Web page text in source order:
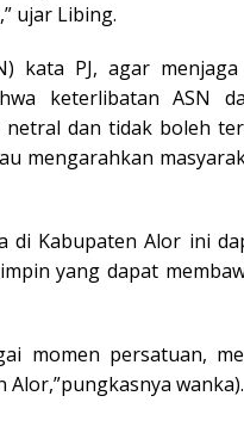
ujar Libing.
kata PJ, agar
keterlibatan ASN
dan tidak boleh
mengarahkan
di Kabupaten Alor ini
yang dapat
momen persatuan,
wanka).